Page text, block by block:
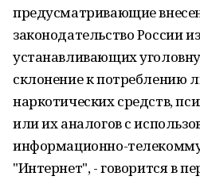
предусматривающие
законодательство России
устанавливающих
склонение к потреблению
наркотических средств,
или их аналогов с
информационно-
"Интернет", - говорится в